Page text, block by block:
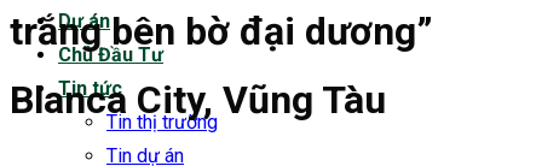
Dự án
Chủ Đầu Tư
Tin tức
Tin thị trường
Tin dự án
trắng bên bờ đại dương”
Blanca City, Vũng Tàu